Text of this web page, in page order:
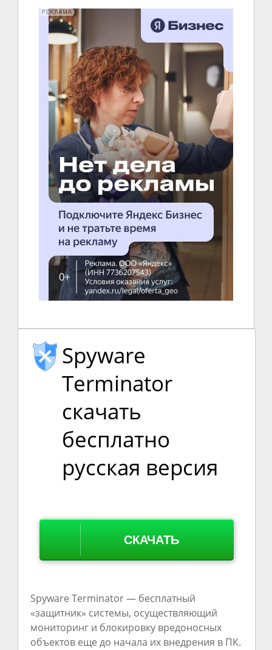
Spyware
Terminator
скачать
бесплатно
русская версия
СКАЧАТЬ
Spyware Terminator — бесплатный
«защитник» системы, осуществляющий
мониторинг и блокировку вредоносных
объектов еще до начала их внедрения в ПК.